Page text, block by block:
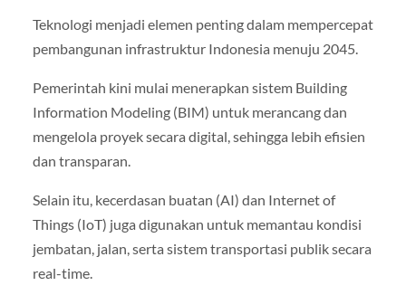
Teknologi menjadi elemen penting dalam mempercepat
pembangunan infrastruktur Indonesia menuju 2045.
Pemerintah kini mulai menerapkan sistem Building
Information Modeling (BIM) untuk merancang dan
mengelola proyek secara digital, sehingga lebih efisien
dan transparan.
Selain itu, kecerdasan buatan (AI) dan Internet of
Things (IoT) juga digunakan untuk memantau kondisi
jembatan, jalan, serta sistem transportasi publik secara
real-time.